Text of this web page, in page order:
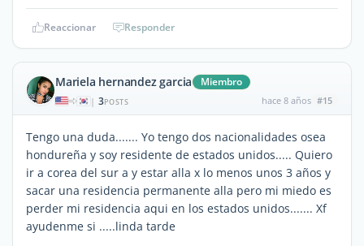
Reaccionar Responder
Mariela hernandez garcia Miembro
| 3POSTS hace 8 años #15
Tengo una duda....... Yo tengo dos nacionalidades osea
hondureña y soy residente de estados unidos..... Quiero
ir a corea del sur a y estar alla x lo menos unos 3 años y
sacar una residencia permanente alla pero mi miedo es
perder mi residencia aqui en los estados unidos....... Xf
ayudenme si .....linda tarde